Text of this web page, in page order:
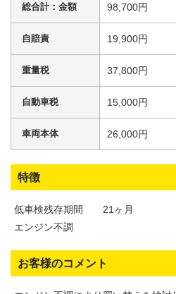
総合計：金額 98,700円
自賠責 19,900円
重量税 37,800円
自動車税 15,000円
車両本体 26,000円
特徴
低車検残存期間 21ヶ月
エンジン不調
お客様のコメント